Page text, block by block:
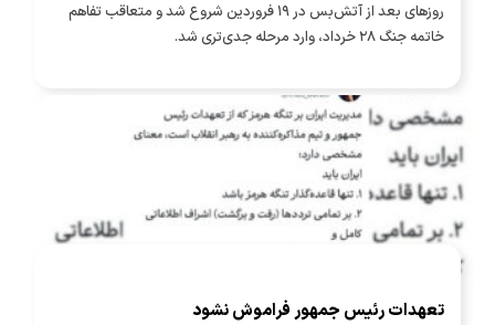
روزهای بعد از آتش‌بس در ۱۹ فروردین شروع شد و متعاقب تفاهم
خاتمه جنگ ۲۸ خرداد، وارد مرحله جدی‌تری شد.
تعهدات رئیس جمهور فراموش نشود